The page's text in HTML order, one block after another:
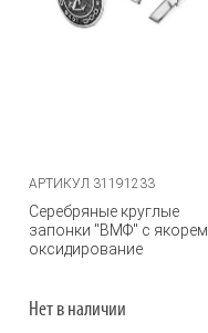
АРТИКУЛ 31191233
Серебряные круглые
запонки "ВМФ" с якорем,
оксидирование
Нет в наличии